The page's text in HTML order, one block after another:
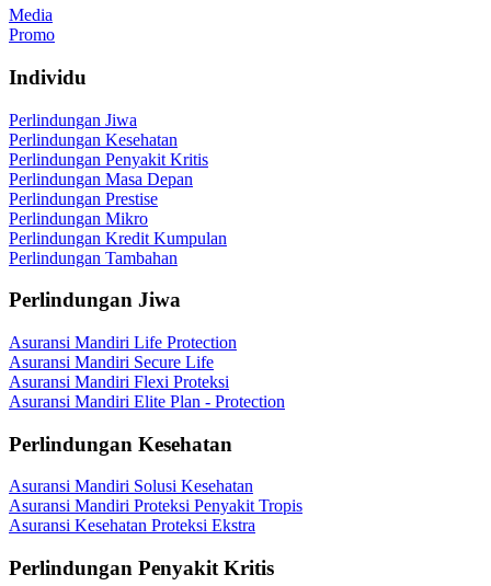
Media
Promo
Individu
Perlindungan Jiwa
Perlindungan Kesehatan
Perlindungan Penyakit Kritis
Perlindungan Masa Depan
Perlindungan Prestise
Perlindungan Mikro
Perlindungan Kredit Kumpulan
Perlindungan Tambahan
Perlindungan Jiwa
Asuransi Mandiri Life Protection
Asuransi Mandiri Secure Life
Asuransi Mandiri Flexi Proteksi
Asuransi Mandiri Elite Plan - Protection
Perlindungan Kesehatan
Asuransi Mandiri Solusi Kesehatan
Asuransi Mandiri Proteksi Penyakit Tropis
Asuransi Kesehatan Proteksi Ekstra
Perlindungan Penyakit Kritis